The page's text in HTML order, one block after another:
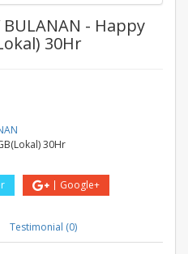
BULANAN - Happy
30Hr
30Hr
Google+
Testimonial (0)